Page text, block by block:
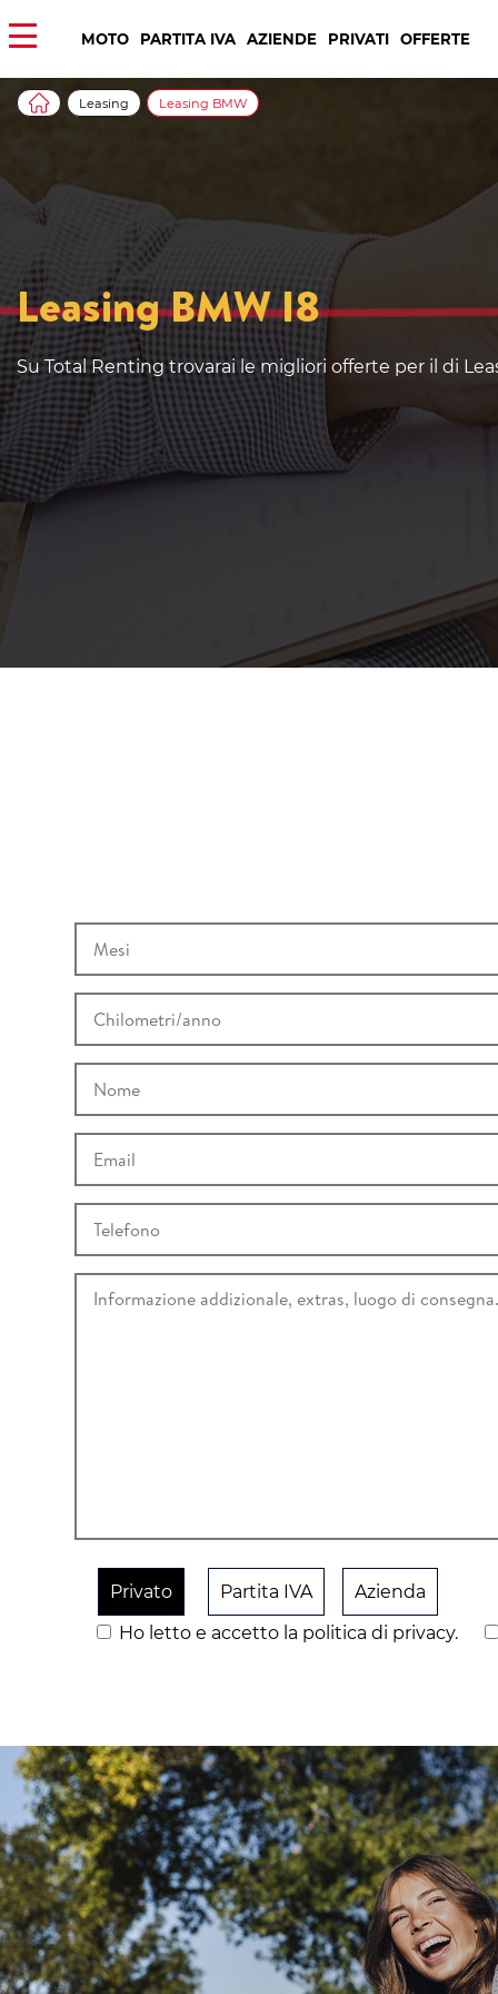
MOTO PARTITA IVA AZIENDE PRIVATI OFFERTE
Leasing BMW I8
Su Total Renting trovarai le migliori offerte per il di
Leasing Leasing BMW
Privato Partita IVA
Azienda
Ho letto e accetto la politica di privacy.